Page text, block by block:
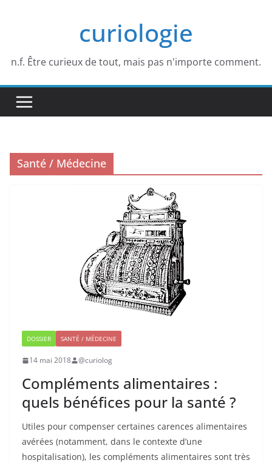
curiologie
n.f. Être curieux de tout, mais pas n'importe comment.
Santé / Médecine
DOSSIER SANTÉ / MÉDECINE
14 mai 2018 @curiolog
Compléments alimentaires :
quels bénéfices pour la santé ?
Utiles pour compenser certaines carences alimentaires
avérées (notamment, dans le contexte d’une
hospitalisation), les compléments alimentaires sont très